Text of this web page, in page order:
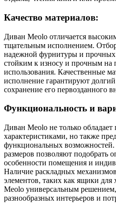
Качество материалов:
Диван Meolo отличается
тщательным исполнением.
надежной фурнитуры и прочных
стойким к износу и прочным на
использования. Качественные
исполнение гарантируют
сохранение его первозданного
Функциональность и
Диван Meolo не только
характеристиками, но также
функциональных
размеров позволяют подобрать
особенности помещения и
Наличие раскладных
элементов, таких как ящики для
Meolo универсальным
разнообразных интерьеров и